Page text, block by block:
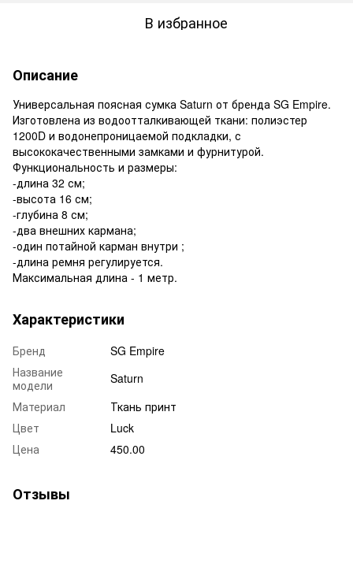
В избранное
Описание
Универсальная поясная сумка Saturn от бренда SG Empire.
Изготовлена из водоотталкивающей ткани: полиэстер
1200D и водонепроницаемой подкладки, с
высококачественными замками и фурнитурой.
Функциональность и размеры:
-длина 32 см;
-высота 16 см;
-глубина 8 см;
-два внешних кармана;
-один потайной карман внутри ;
-длина ремня регулируется.
Максимальная длина - 1 метр.
Характеристики
Бренд
SG Empire
Название
модели
Saturn
Материал
Ткань принт
Цвет
Luck
Цена
450.00
Отзывы